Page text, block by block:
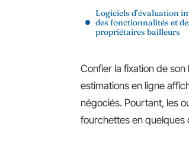
Logiciels d’évaluation
des fonctionnalités et
propriétaires bailleurs
Confier la fixation de
estimations en ligne
négociés. Pourtant, les
fourchettes en quelques